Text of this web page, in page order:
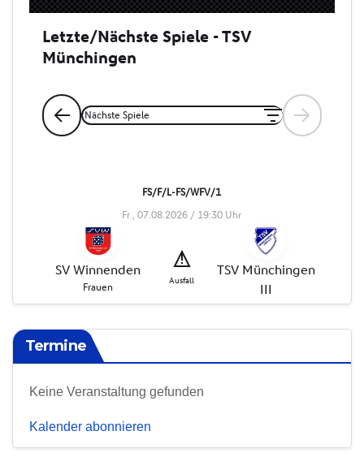
Termine
Keine Veranstaltung gefunden
Kalender abonnieren